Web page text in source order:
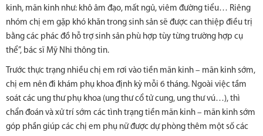
kinh, mãn kinh như: khô âm đạo, mất ngủ, viêm đường tiểu… Riêng
nhóm chị em gặp khó khăn trong sinh sản sẽ được can thiệp điều trị
bằng các phác đồ hỗ trợ sinh sản phù hợp tùy từng trường hợp cụ
thể”, bác sĩ Mỹ Nhi thông tin.
Trước thực trạng nhiều chị em rơi vào tiền mãn kinh – mãn kinh sớm,
chị em nên đi khám phụ khoa định kỳ mỗi 6 tháng. Ngoài việc tầm
soát các ung thư phụ khoa (ung thư cổ tử cung, ung thư vú…), thì
chẩn đoán và xử trí sớm các tình trạng tiền mãn kinh – mãn kinh sớm
góp phần giúp các chị em phụ nữ được dự phòng thêm một số các